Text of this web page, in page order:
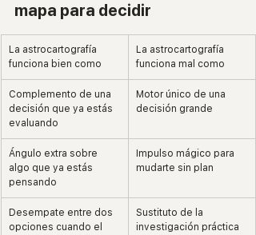
mapa para decidir
La astrocartografía
funciona bien como
La astrocartografía
funciona mal como
Complemento de una
decisión que ya estás
evaluando
Motor único de una
decisión grande
Ángulo extra sobre
algo que ya estás
pensando
Impulso mágico para
mudarte sin plan
Desempate entre dos
opciones cuando el
Sustituto de la
investigación práctica